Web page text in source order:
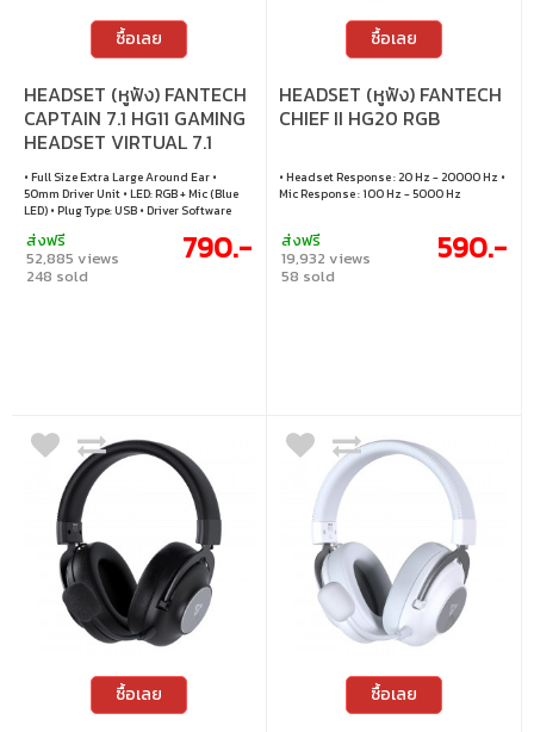
ซื้อเลย
HEADSET (หูฟัง) FANTECH
CAPTAIN 7.1 HG11 GAMING
HEADSET VIRTUAL 7.1
SURROUND VER.2 RGB
• Full Size Extra Large Around Ear •
50mm Driver Unit • LED: RGB + Mic (Blue
LED) • Plug Type: USB • Driver Software
ส่งฟรี
52,885 views
248 sold
790.-
ซื้อเลย
HEADSET (หูฟัง) FANTECH
CHIEF II HG20 RGB
• Headset Response : 20 Hz - 20000 Hz •
Mic Response : 100 Hz - 5000 Hz
ส่งฟรี
19,932 views
58 sold
590.-
ซื้อเลย ซื้อเลย